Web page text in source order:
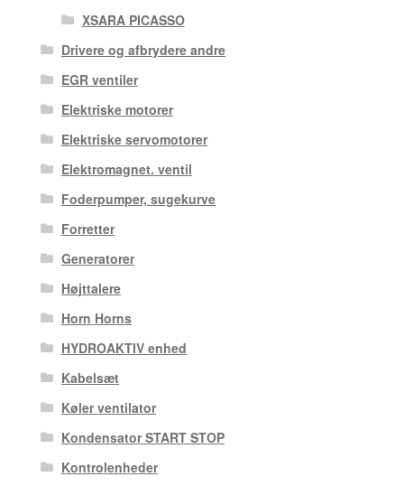
XSARA PICASSO
Drivere og afbrydere andre
EGR ventiler
Elektriske motorer
Elektriske servomotorer
Elektromagnet. ventil
Foderpumper, sugekurve
Forretter
Generatorer
Højttalere
Horn Horns
HYDROAKTIV enhed
Kabelsæt
Køler ventilator
Kondensator START STOP
Kontrolenheder